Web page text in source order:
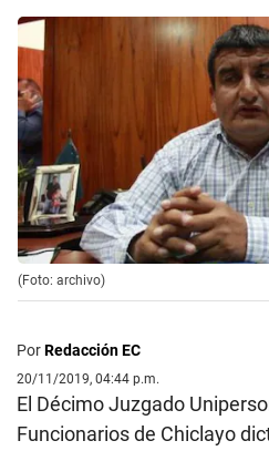
(Foto: archivo)
PorRedacción EC
20/11/2019, 04:44 p.m.
El Décimo Juzgado
Funcionarios de Chiclayo